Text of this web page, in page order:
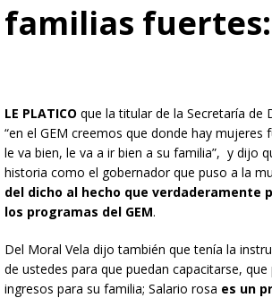
familias
LE PLATICO que la titular de la Secretaría de
“en el GEM creemos que donde hay
le va bien, le va a ir bien a su familia”, y dijo
historia como el gobernador que puso a la
del dicho al hecho que verdaderamente
los programas del GEM.
Del Moral Vela dijo también que tenía la
de ustedes para que puedan capacitarse,
ingresos para su familia; Salario rosa es un